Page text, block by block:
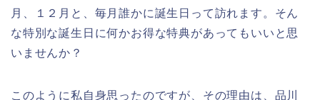
月、１２月と、毎月誰かに誕生日って訪れます。そん
な特別な誕生日に何かお得な特典があってもいいと思
いませんか？
このように私自身思ったのですが、その理由は、品川